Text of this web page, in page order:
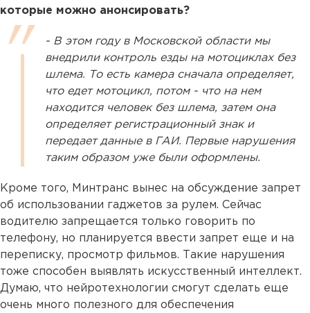
которые можно анонсировать?
- В этом году в Московской области мы
внедрили контроль езды на мотоциклах без
шлема. То есть камера сначала определяет,
что едет мотоцикл, потом - что на нем
находится человек без шлема, затем она
определяет регистрационный знак и
передает данные в ГАИ. Первые нарушения
таким образом уже были оформлены.
Кроме того, Минтранс вынес на обсуждение запрет
об использовании гаджетов за рулем. Сейчас
водителю запрещается только говорить по
телефону, но планируется ввести запрет еще и на
переписку, просмотр фильмов. Такие нарушения
тоже способен выявлять искусственный интеллект.
Думаю, что нейротехнологии смогут сделать еще
очень много полезного для обеспечения